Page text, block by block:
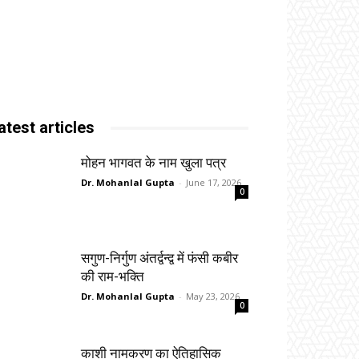
articles
मोहन भागवत के नाम खुला पत्र
Dr. Mohanlal Gupta - June 17, 2026
0
सगुण-निर्गुण अंतर्द्वन्द्व में फंसी कबीर
की राम-भक्ति
Dr. Mohanlal Gupta - May 23, 2026
0
काशी नामकरण का ऐतिहासिक